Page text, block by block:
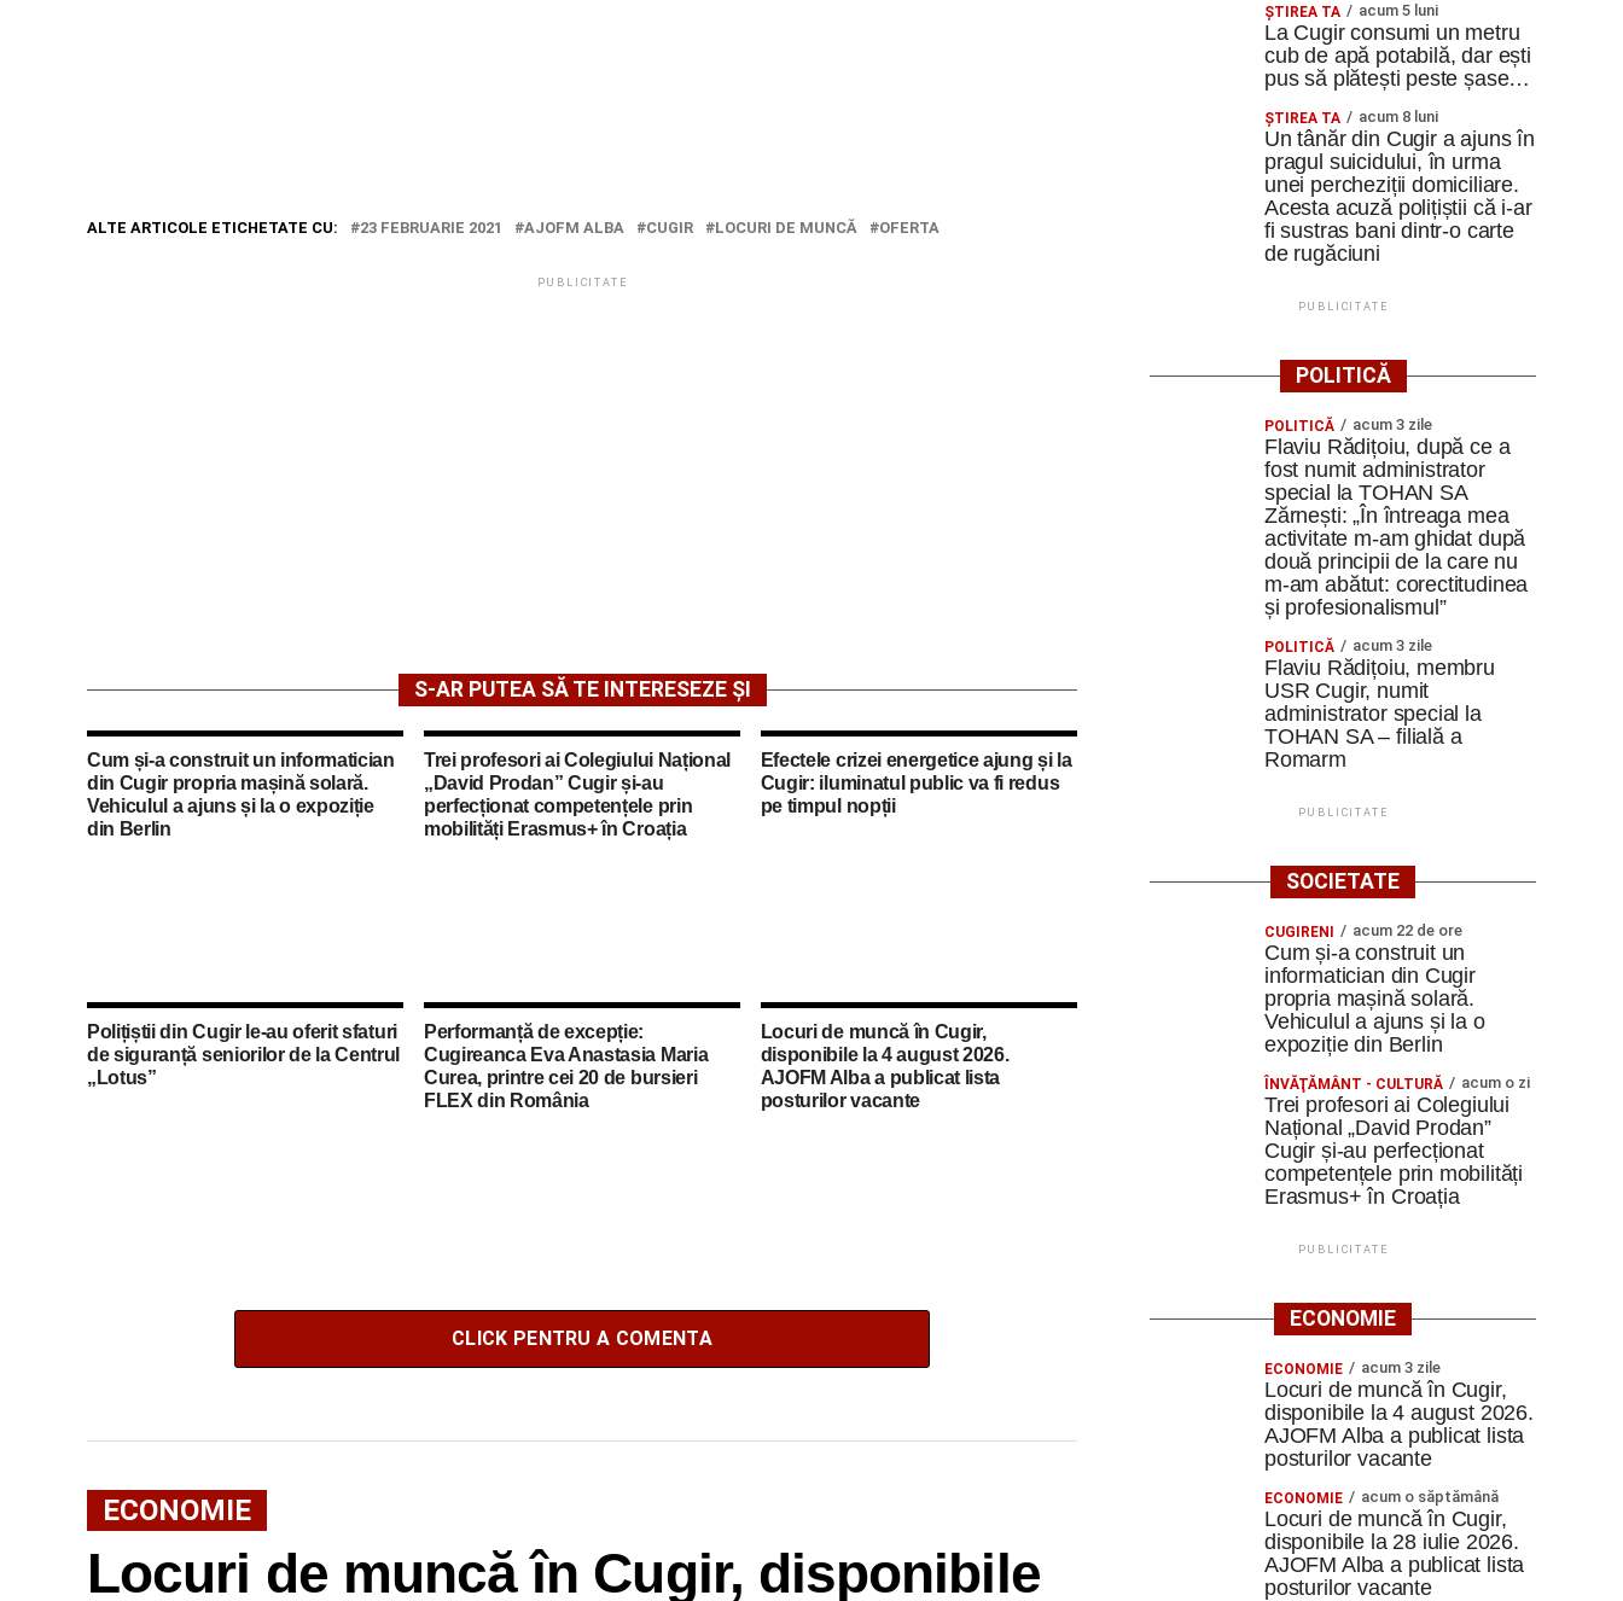
ALTE ARTICOLE ETICHETATE CU: 23 FEBRUARIE 2021 AJOFM ALBA CUGIR LOCURI DE MUNCĂ OFERTA
PUBLICITATE
S-AR PUTEA SĂ TE INTERESEZE ȘI
Cum și-a construit un informatician
din Cugir propria mașină solară.
Vehiculul a ajuns și la o expoziție
din Berlin
Trei profesori ai Colegiului Național
„David Prodan” Cugir și-au
perfecționat competențele prin
mobilități Erasmus+ în Croația
Efectele crizei energetice ajung și la
Cugir: iluminatul public va fi redus
pe timpul nopții
Polițiștii din Cugir le-au oferit sfaturi
de siguranță seniorilor de la Centrul
„Lotus”
Performanță de excepție:
Cugireanca Eva Anastasia Maria
Curea, printre cei 20 de bursieri
FLEX din România
Locuri de muncă în Cugir,
disponibile la 4 august 2026.
AJOFM Alba a publicat lista
posturilor vacante
CLICK PENTRU A COMENTA
ECONOMIE
Locuri de muncă în Cugir, disponibile
ȘTIREA TA acum 5 luni
La Cugir consumi un metru
cub de apă potabilă, dar ești
pus să plătești peste șase…
ȘTIREA TA acum 8 luni
Un tânăr din Cugir a ajuns în
pragul suicidului, în urma
unei percheziții domiciliare.
Acesta acuză polițiștii că i-ar
fi sustras bani dintr-o carte
de rugăciuni
PUBLICITATE
POLITICĂ
POLITICĂ acum 3 zile
Flaviu Rădițoiu, după ce a
fost numit administrator
special la TOHAN SA
Zărnești: „În întreaga mea
activitate m-am ghidat după
două principii de la care nu
m-am abătut: corectitudinea
și profesionalismul”
POLITICĂ acum 3 zile
Flaviu Rădițoiu, membru
USR Cugir, numit
administrator special la
TOHAN SA – filială a
Romarm
PUBLICITATE
SOCIETATE
CUGIRENI acum 22 de ore
Cum și-a construit un
informatician din Cugir
propria mașină solară.
Vehiculul a ajuns și la o
expoziție din Berlin
ÎNVĂŢĂMÂNT - CULTURĂ acum o zi
Trei profesori ai Colegiului
Național „David Prodan”
Cugir și-au perfecționat
competențele prin mobilități
Erasmus+ în Croația
PUBLICITATE
ECONOMIE
ECONOMIE acum 3 zile
Locuri de muncă în Cugir,
disponibile la 4 august 2026.
AJOFM Alba a publicat lista
posturilor vacante
ECONOMIE acum o săptămână
Locuri de muncă în Cugir,
disponibile la 28 iulie 2026.
AJOFM Alba a publicat lista
posturilor vacante